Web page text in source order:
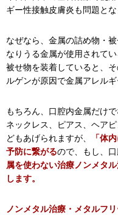
ギー性接触皮膚炎も問題とな
なぜなら、金属の詰め物・
なりうる金属が使用されて
被せ物を装着していると、
ルゲンが原因で金属アレル
もちろん、口腔内金属だけ
ネックレス、ピアス、ヘア
どもあげられますが、
「体
予防に繋がるので、もし、
属を使わない治療ノンメタ
します。
ノンメタル治療・メタルフ